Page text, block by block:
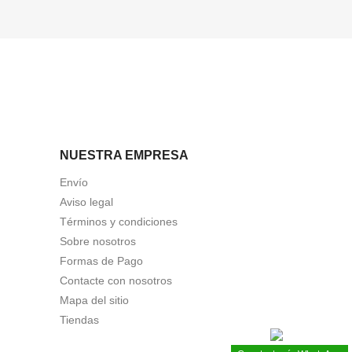
NUESTRA EMPRESA
Envío
Aviso legal
Términos y condiciones
Sobre nosotros
Formas de Pago
Contacte con nosotros
Mapa del sitio
Tiendas